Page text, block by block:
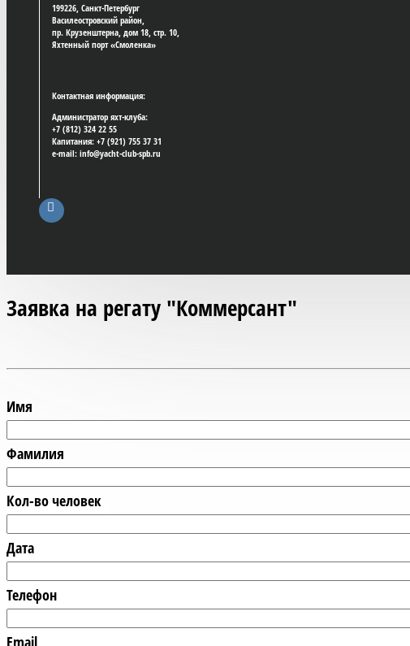
199226, Санкт-Петербург
Василеостровский район,
пр. Крузенштерна, дом 18, стр. 10,
Яхтенный порт «Смоленка»
Контактная информация:
Администратор яхт-клуба:
+7 (812) 324 22 55
Капитания: +7 (921) 755 37 31
e-mail: info@yacht-club-spb.ru
Заявка на регату "Коммерсант"
Имя
Фамилия
Кол-во человек
Дата
Телефон
Email